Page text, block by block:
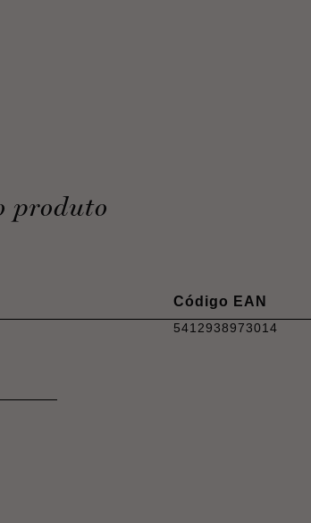
produto
Código EAN
5412938973014